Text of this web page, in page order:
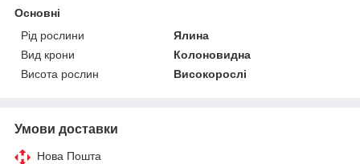
Основні
Рід рослини
Ялина
Вид крони
Колоновидна
Висота рослин
Високорослі
Умови доставки
Нова Пошта